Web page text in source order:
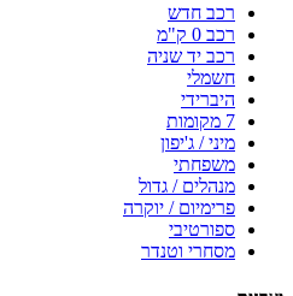
רכב חדש
רכב 0 ק"מ
רכב יד שניה
חשמלי
היברידי
7 מקומות
מיני / ג'יפון
משפחתי
מנהלים / גדול
פרימיום / יוקרה
ספורטיבי
מסחרי וטנדר